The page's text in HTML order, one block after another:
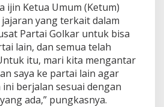
ijin Ketua Umum (Ketum)
yang terkait dalam
Partai Golkar untuk bisa
lain, dan semua telah
itu, mari kita mengantar
saya ke partai lain agar
berjalan sesuai dengan
ada,” pungkasnya.